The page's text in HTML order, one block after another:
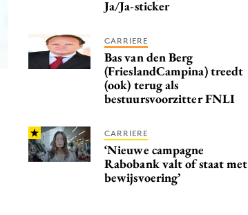
Ja/Ja-sticker
CARRIERE
Bas van den Berg
(FrieslandCampina) treedt
(ook) terug als
bestuursvoorzitter FNLI
CARRIERE
‘Nieuwe campagne
Rabobank valt of staat met
bewijsvoering’